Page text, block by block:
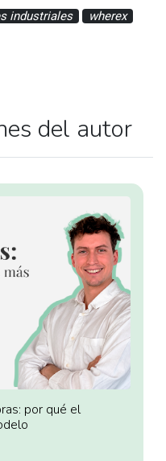
industriales wherex
del autor
por qué el